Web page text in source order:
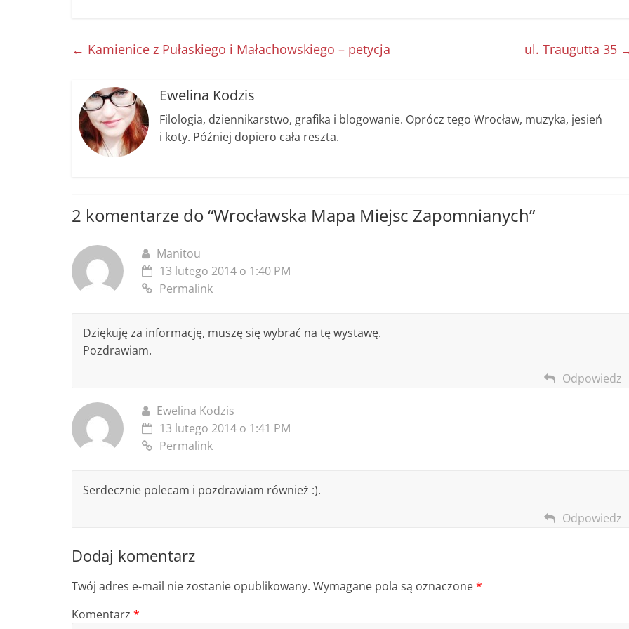
e
o
o
k
e
g
er
er l y
n
k
e
← Kamienice z Pułaskiego i Małachowskiego – petycja ul. Traugutta 35
Ewelina Kodzis
Filologia, dziennikarstwo, grafika i blogowanie. Oprócz tego Wrocław, muzyka, jesień
i koty. Później dopiero cała reszta.
2 komentarze do “Wrocławska Mapa Miejsc Zapomnianych”
Manitou
13 lutego 2014 o 1:40 PM
Permalink
Dziękuję za informację, muszę się wybrać na tę wystawę.
Pozdrawiam.
Odpowiedz
Ewelina Kodzis
13 lutego 2014 o 1:41 PM
Permalink
Serdecznie polecam i pozdrawiam również :).
Odpowiedz
Dodaj komentarz
Twój adres e-mail nie zostanie opublikowany. Wymagane pola są oznaczone*
Komentarz *